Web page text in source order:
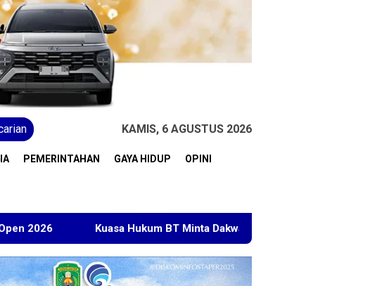
KAMIS, 6 AGUSTUS 2026
PEMERINTAHAN GAYA HIDUP OPINI
Hukum BT Minta Dakwaan Korupsi Lahan Transmigrasi Ditolak, Sebut